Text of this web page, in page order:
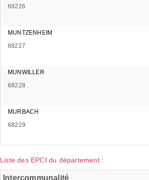
68226
MUNTZENHEIM
68227
MUNWILLER
68228
MURBACH
68229
Liste des EPCI du département :
Intercommunalité